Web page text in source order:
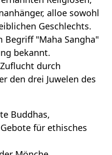
alloe sowohl
Geschlechts.
Begriff "Maha Sangha"
bekannt.
durch
den drei Juwelen des
Buddhas,
für ethisches